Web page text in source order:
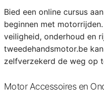
Bied een online cursus
beginnen met
veiligheid, onderhoud en
tweedehandsmotor.be
zelfverzekerd de weg op
Motor Accessoires en